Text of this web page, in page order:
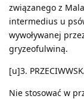
związanego z
intermedius u
wywoływanej
gryzeofulwiną.
[u]3.
Nie stosować w